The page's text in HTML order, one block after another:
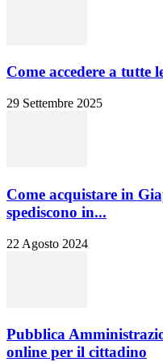
Come accedere a tutte
29 Settembre 2025
Come acquistare in
spediscono in...
22 Agosto 2024
Pubblica
online per il cittadino